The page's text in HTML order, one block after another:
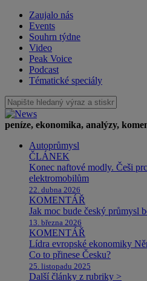
Zaujalo nás
Events
Souhrn týdne
Video
Peak Voice
Podcast
Tématické speciály
peníze, ekonomika, analýzy,
Autoprůmysl
ČLÁNEK
Konec naftové modly. Češi
elektromobilům
22. dubna 2026
KOMENTÁŘ
Jak moc bude český průmysl
13. března 2026
KOMENTÁŘ
Lídra evropské ekonomiky
Co to přinese Česku?
25. listopadu 2025
Další články z rubriky >